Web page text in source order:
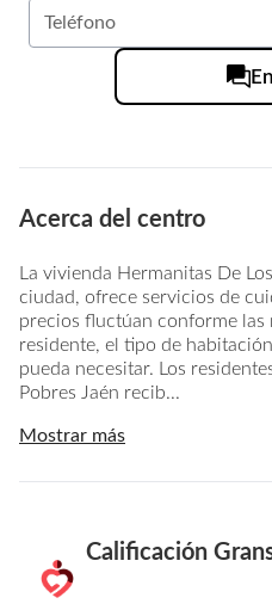
Acerca del centro
La vivienda Hermanitas De
ciudad, ofrece servicios de
precios fluctúan conforme las
residente, el tipo de
pueda necesitar. Los
Pobres Jaén recib...
Mostrar más
Calificación